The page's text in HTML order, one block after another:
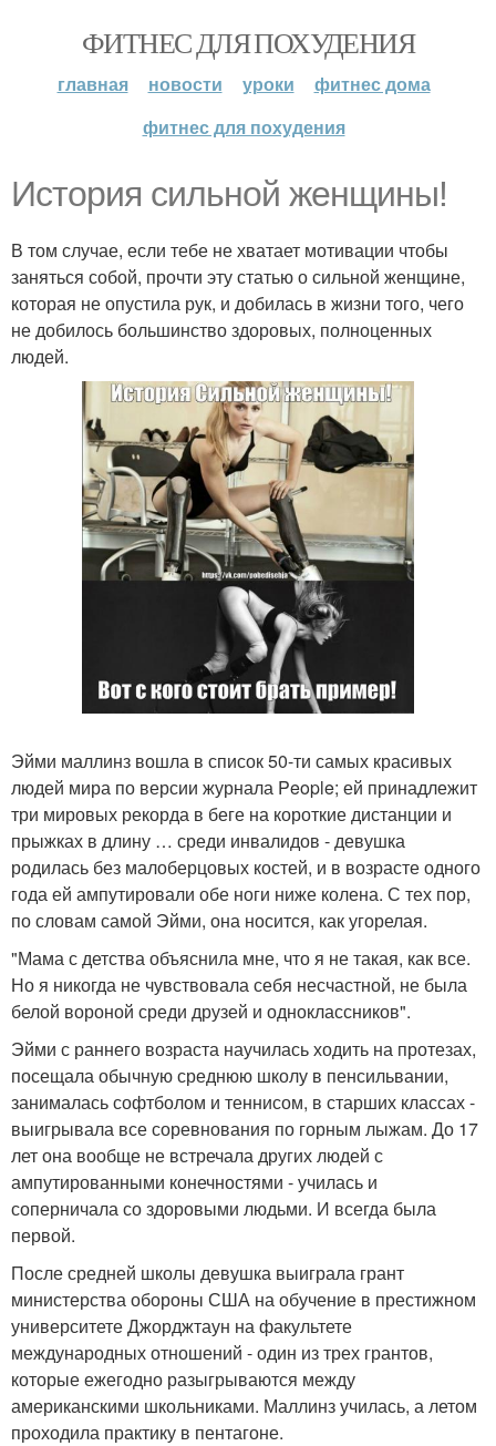
ФИТНЕС ДЛЯ ПОХУДЕНИЯ
главная новости уроки
фитнес дома
фитнес для похудения
История сильной женщины!
В том случае, если тебе не хватает мотивации чтобы
заняться собой, прочти эту статью о сильной женщине,
которая не опустила рук, и добилась в жизни того, чего
не добилось большинство здоровых, полноценных
людей.
Эйми маллинз вошла в список 50-ти самых красивых
людей мира по версии журнала People; ей принадлежит
три мировых рекорда в беге на короткие дистанции и
прыжках в длину … среди инвалидов - девушка
родилась без малоберцовых костей, и в возрасте одного
года ей ампутировали обе ноги ниже колена. С тех пор,
по словам самой Эйми, она носится, как угорелая.
"Мама с детства объяснила мне, что я не такая, как все.
Но я никогда не чувствовала себя несчастной, не была
белой вороной среди друзей и одноклассников".
Эйми с раннего возраста научилась ходить на протезах,
посещала обычную среднюю школу в пенсильвании,
занималась софтболом и теннисом, в старших классах -
выигрывала все соревнования по горным лыжам. До 17
лет она вообще не встречала других людей с
ампутированными конечностями - училась и
соперничала со здоровыми людьми. И всегда была
первой.
После средней школы девушка выиграла грант
министерства обороны США на обучение в престижном
университете Джорджтаун на факультете
международных отношений - один из трех грантов,
которые ежегодно разыгрываются между
американскими школьниками. Маллинз училась, а летом
проходила практику в пентагоне.